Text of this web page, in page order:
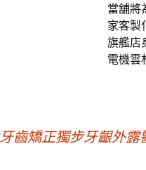
當舖將
家客製
旗艦店
電機雲
齒矯正獨步牙齦外